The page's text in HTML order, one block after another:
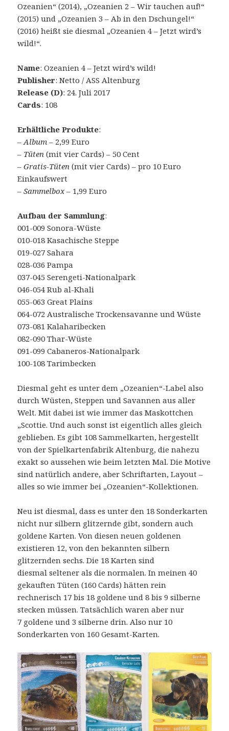
Ozeanien“ (2014), „Ozeanien 2 – Wir tauchen auf!“
(2015) und „Ozeanien 3 – Ab in den Dschungel!“
(2016) heißt sie diesmal „Ozeanien 4 – Jetzt wird’s
wild!“.
Name: Ozeanien 4 – Jetzt wird’s wild!
Publisher: Netto / ASS Altenburg
Release (D): 24. Juli 2017
Cards: 108
Erhältliche Produkte:
–Album – 2,99 Euro
– Tüten (mit vier Cards) – 50 Cent
–Gratis-Tüten (mit vier Cards) – pro 10 Euro
Einkaufswert
–Sammelbox– 1,99 Euro
Aufbau der Sammlung:
001-009 Sonora-Wüste
010-018 Kasachische Steppe
019-027 Sahara
028-036 Pampa
037-045 Serengeti-Nationalpark
046-054 Rub al-Khali
055-063 Great Plains
064-072 Australische Trockensavanne und Wüste
073-081 Kalaharibecken
082-090 Thar-Wüste
091-099 Cabaneros-Nationalpark
100-108 Tarimbecken
Diesmal geht es unter dem „Ozeanien“-Label also
durch Wüsten, Steppen und Savannen aus aller
Welt. Mit dabei ist wie immer das Maskottchen
„Scottie. Und auch sonst ist eigentlich alles gleich
geblieben. Es gibt 108 Sammelkarten, hergestellt
von der Spielkartenfabrik Altenburg, die nahezu
exakt so aussehen wie beim letzten Mal. Die Motive
sind natürlich andere, aber Schriftarten, Layout –
alles so wie immer bei „Ozeanien“-Kollektionen.
Neu ist diesmal, dass es unter den 18 Sonderkarten
nicht nur silbern glitzernde gibt, sondern auch
goldene Karten. Von diesen neuen goldenen
existieren 12, von den bekannten silbern
glitzernden sechs. Die 18 Karten sind
diesmal seltener als die normalen. In meinen 40
gekauften Tüten (160 Cards) hätten rein
rechnerisch 17 bis 18 goldene und 8 bis 9 silberne
stecken müssen. Tatsächlich waren aber nur
7 goldene und 3 silberne drin. Also nur 10
Sonderkarten von 160 Gesamt-Karten.